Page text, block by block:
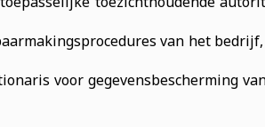
van het
voor gegevensbescherming